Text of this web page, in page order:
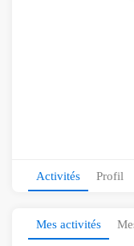
Activités Profil
Mes activités